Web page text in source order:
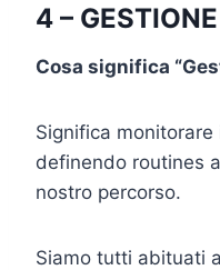
4 –
Cosa significa
Significa
definendo routines
nostro percorso.
Siamo tutti abituati